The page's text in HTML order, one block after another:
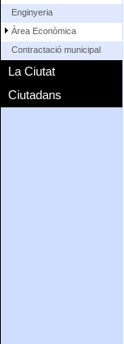
Enginyeria
Àrea Econòmica
Contractació municipal
La Ciutat
Ciutadans